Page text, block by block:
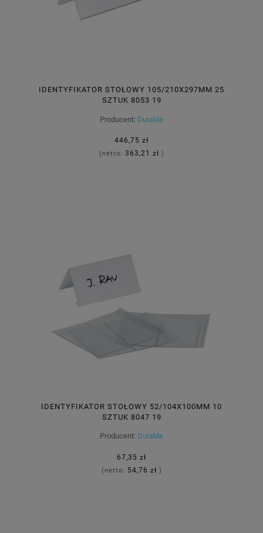
IDENTYFIKATOR STOŁOWY 105/210X297MM 25
SZTUK 8053 19
Producent: Durable
446,75 zł
(netto: 363,21 zł )
IDENTYFIKATOR STOŁOWY 52/104X100MM 10
SZTUK 8047 19
Producent: Durable
67,35 zł
(netto: 54,76 zł )